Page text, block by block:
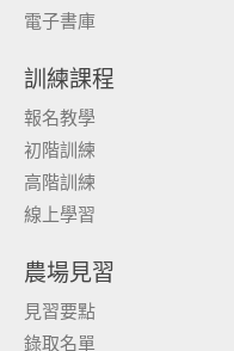
電子書庫
訓練課程
報名教學
初階訓練
高階訓練
線上學習
農場見習
見習要點
錄取名單